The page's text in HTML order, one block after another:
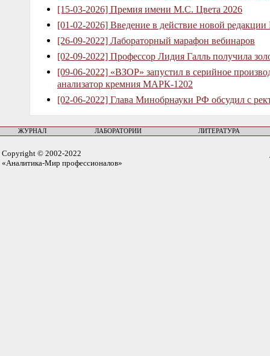
[15-03-2026] Премия имени М.С. Цвета 2026
[01-02-2026] Введение в действие новой
[26-09-2022] Лабораторный марафон вебинаров
[02-09-2022] Профессор Лидия Галль получила
[09-06-2022] «ВЗОР» запустил в серийное
анализатор кремния МАРК-1202
[02-06-2022] Глава Минобрнауки РФ обсудил с
ЖУРНАЛ ЛАБОРАТОРИИ ЛИТЕРАТУРА
Copyright © 2002-2022
«Аналитика-Мир профессионалов»